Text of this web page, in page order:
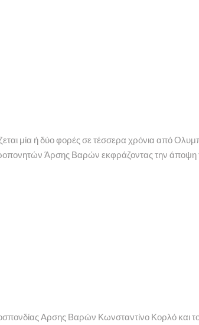
μία ή δύο φορές σε τέσσερα χρόνια από
Άρσης Βαρών εκφράζοντας την άποψη
Αρσης Βαρών Κωνσταντίνο Κορλό και